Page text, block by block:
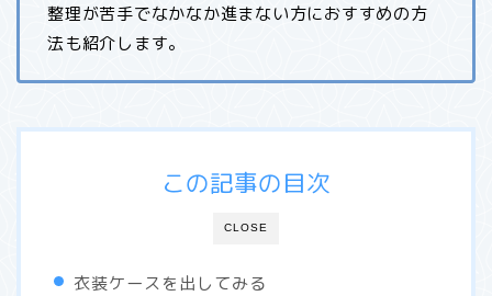
整理が苦手でなかなか進まない方におすすめの方
法も紹介します。
CLOSE
この記事の目次
衣装ケースを出してみる